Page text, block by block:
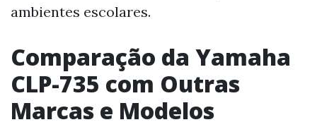
ambientes escolares.
Comparação da Yamaha
CLP-735 com Outras
Marcas e Modelos